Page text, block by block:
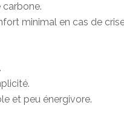
minimal en cas de
et peu énergivore.